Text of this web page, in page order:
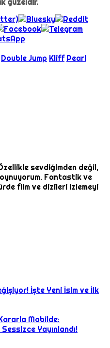
Double Jump Kliff Pearl
sevdiğimden değil,
Fantastik ve
film ve dizileri izlemeyi
İşte Yeni İsim ve İlk
Mobilde:
Yayınlandı!